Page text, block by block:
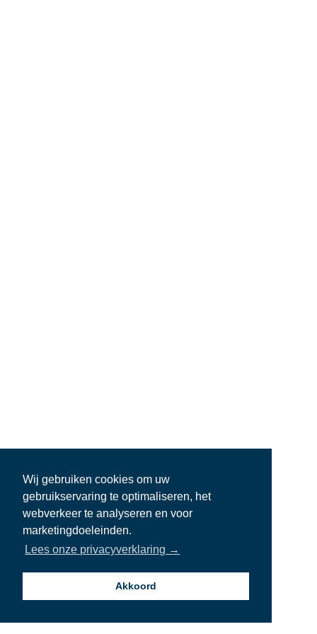
Wij gebruiken cookies om uw
gebruikservaring te optimaliseren, het
webverkeer te analyseren en voor
marketingdoeleinden.
Lees onze privacyverklaring →
Akkoord